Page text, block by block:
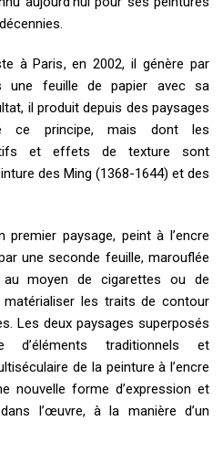
à Paris, en 2002, il génère par
une feuille de papier avec sa
il produit depuis des paysages
ce principe, mais dont les
et effets de texture sont
des Ming (1368-1644) et des
paysage, peint à l’encre
une seconde feuille, marouflée
moyen de cigarettes ou de
matérialiser les traits de contour
Les deux paysages superposés
d’éléments traditionnels et
de la peinture à l’encre
nouvelle forme d’expression et
l’œuvre, à la manière d’un